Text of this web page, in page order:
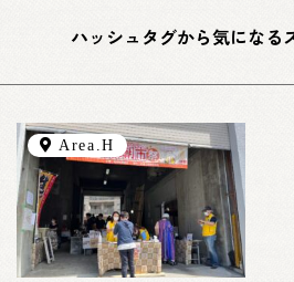
ハッシュタグから気になる
Area.H